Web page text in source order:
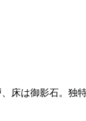
床は御影石。独